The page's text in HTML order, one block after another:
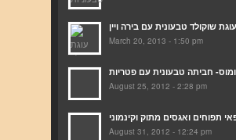
March 20, 2013 - 1:50 pm
August 25, 2012 - 2:28 pm
August 31, 2012 - 12:24 pm